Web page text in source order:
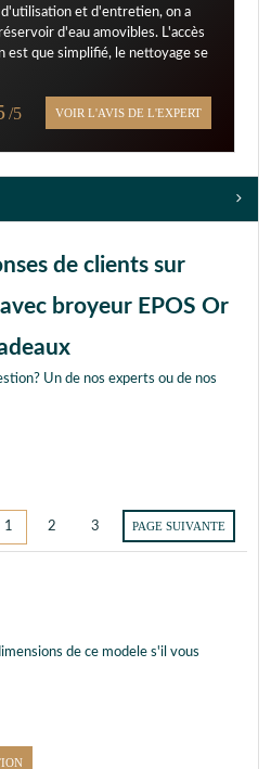
d'utilisation et d'entretien, on a
d'eau amovibles. L'accès
est que simplifié, le nettoyage se
/5 VOIR L'AVIS DE L'EXPERT
de clients sur
broyeur EPOS Or
Un de nos experts ou de nos
1 2 3 PAGE SUIVANTE
de ce modele s'il vous